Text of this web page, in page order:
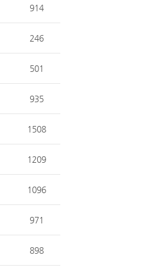
914
246
501
935
1508
1209
1096
971
898